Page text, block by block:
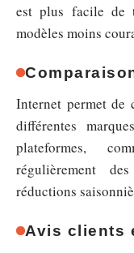
est plus facile de
modèles moins
Internet permet de
différentes
plateformes,
régulièrement
réductions
Avis clients